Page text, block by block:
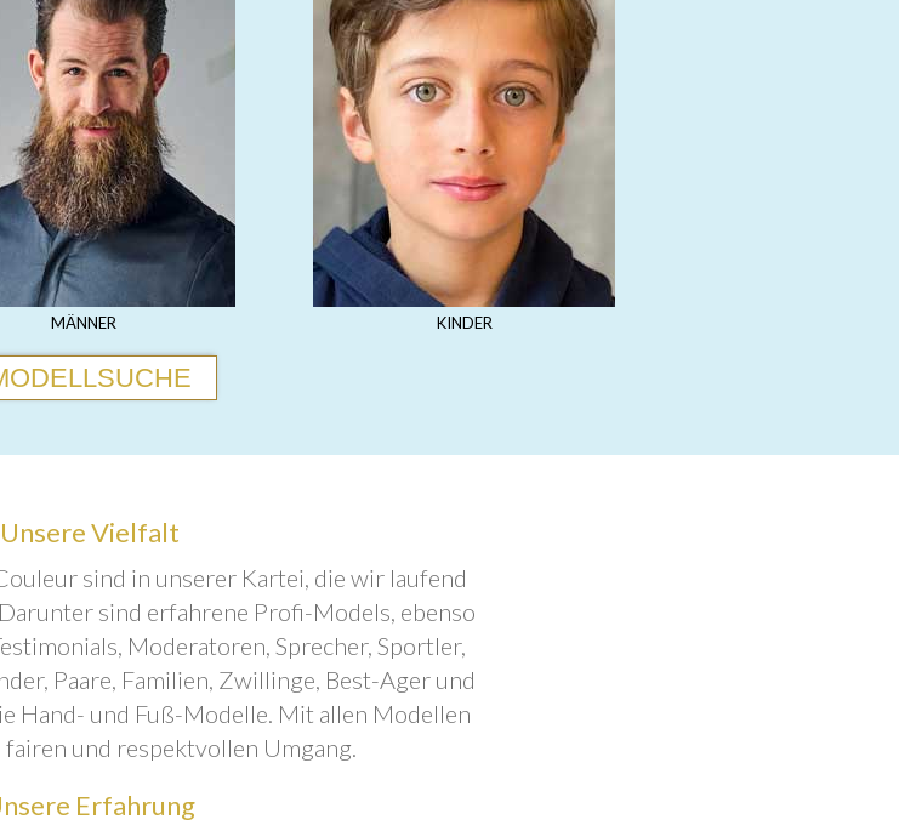
MÄNNER KINDER
Unsere Vielfalt
sind in unserer Kartei, die wir laufend
sind erfahrene Profi-Models, ebenso
Moderatoren, Sprecher, Sportler,
Paare, Familien, Zwillinge, Best-Ager und
Hand- und Fuß-Modelle. Mit allen Modellen
und respektvollen Umgang.
Erfahrung